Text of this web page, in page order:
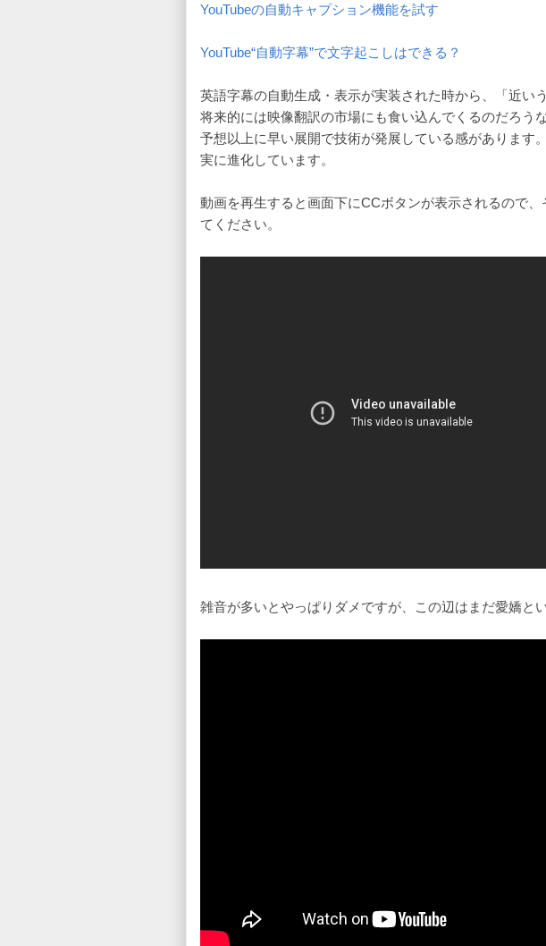
YouTubeの自動キャプション機能を試す
YouTube“自動字幕”で文字起こしはできる？
英語字幕の自動生成・表示が実装された時から、「近い
将来的には映像翻訳の市場にも食い込んでくるのだろう
予想以上に早い展開で技術が発展している感があります
実に進化しています。
動画を再生すると画面下にCCボタンが表示されるので
てください。
雑音が多いとやっぱりダメですが、この辺はまだ愛嬌と